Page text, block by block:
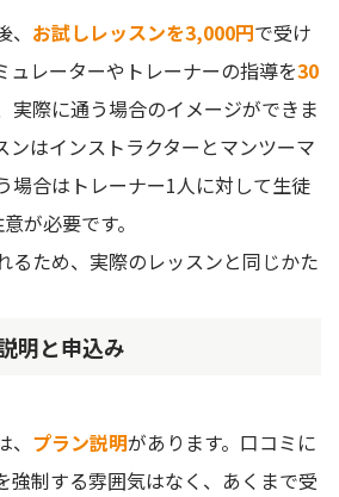
お試しレッスンを3,000円で受け
ュレーターやトレーナーの指導を30
実際に通う場合のイメージができま
ンはインストラクターとマンツーマ
場合はトレーナー1人に対して生徒
が必要です。
るため、実際のレッスンと同じかた
明と申込み
プラン説明があります。口コミに
強制する雰囲気はなく、あくまで受